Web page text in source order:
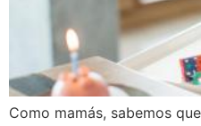
Como mamás, sabemos